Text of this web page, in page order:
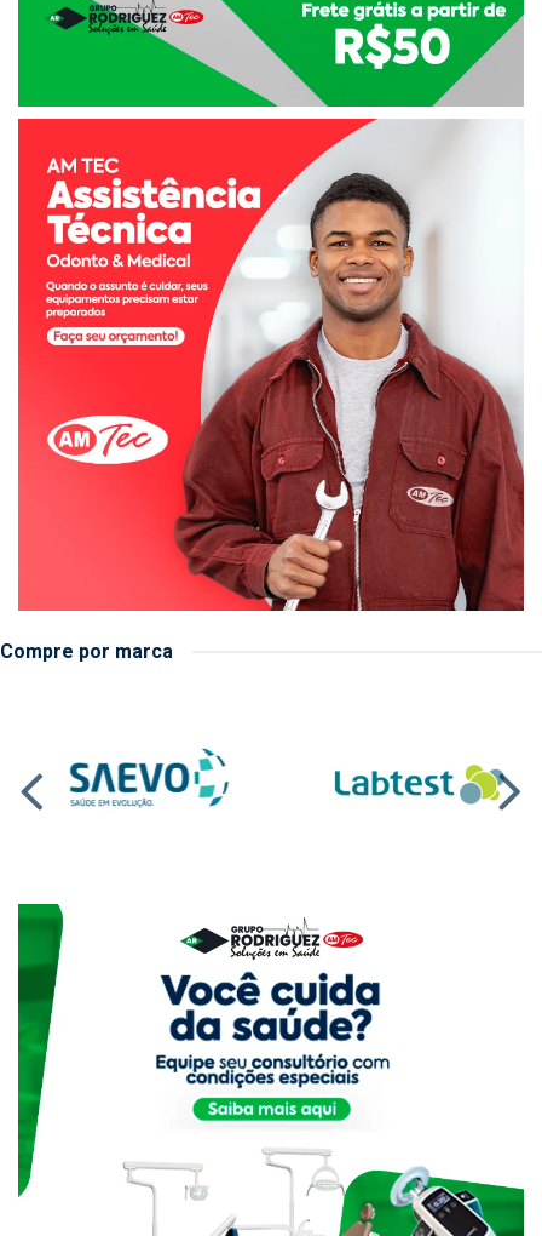
Compre por marca